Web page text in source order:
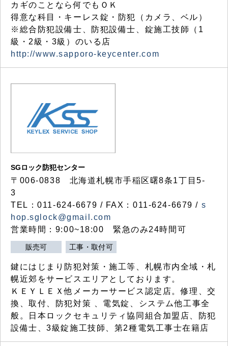
カギのことなら何でもＯＫ
得意な科目・キーレス錠・防犯（カメラ、ベル）
※総合防犯設備士、防犯設備士、錠施工技師（1
級・2級・3級）のいる店
http://www.sapporo-keycenter.com
SGロック防犯センター
〒006-0838 北海道札幌市手稲区曙8条1丁目5-
3
TEL：011-624-6679 / FAX：011-624-6679 / s
hop.sglock@gmail.com
営業時間：9:00~18:00 緊急のみ24時間可
販売可 工事・取付可
鍵にはじまり防犯対策・施工等、札幌市内全域・札
幌近郊をサービスエリアとしております。
ＫＥＹＬＥＸ他メーカーサービス認定店。修理、交
換、取付、防犯対策 、電気錠、システム他工事全
般。日本ロックセキュリティ協同組合加盟店、防犯
設備士、3級錠施工技師、第2種電気工事士在籍店